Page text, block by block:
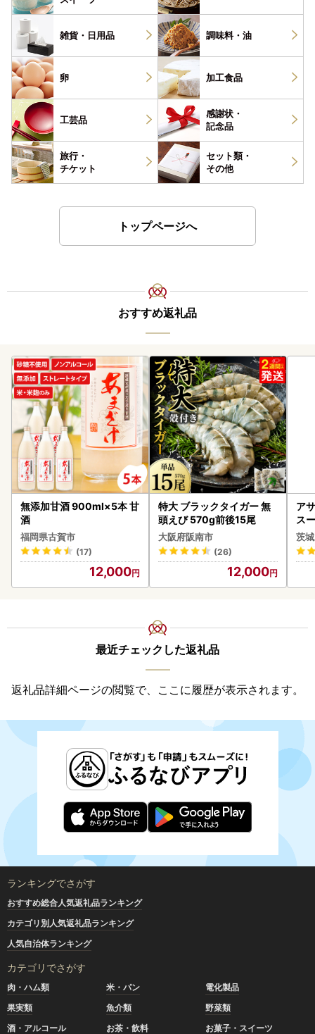
雑貨・ 日用品 調味料・ 油
卵 加工食品
工芸品
感謝状・
記念品
旅行・
チケット
セット類・
その他
トップページへ
おすすめ返礼品
無添加甘酒 900ml×5本 甘
酒
福岡県古賀市
(17)
12,000
特大 ブラックタイガー 無
頭えび 570g前後15尾
大阪府阪南市
(26)
12,000
ア
ス
8本
茨
最近チェックした返礼品
返礼品詳細ページの閲覧で、ここに履歴が表示されます。
ランキングでさがす
おすすめ総合人気返礼品ランキング
カテゴリ別人気返礼品ランキング
人気自治体ランキング
カテゴリでさがす
肉・ハム類 米・パン
電化製品
果実類
魚介類
野菜類
酒・アルコール
お茶・飲料
お菓子・スイーツ